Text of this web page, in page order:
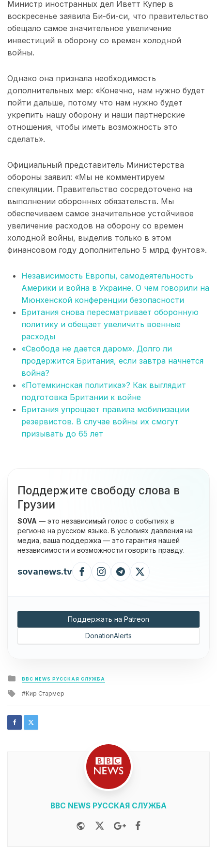
Министр иностранных дел Иветт Купер в
воскресенье заявила Би-би-си, что правительство
обещало самое значительное увеличение
инвестиций в оборону со времен холодной
войны.
Однако она признала необходимость
дополнительных мер: «Конечно, нам нужно будет
пойти дальше, потому что нам нужно будет
укрепить нашу оборону и наши партнерские
отношения, чтобы иметь возможность это
сделать».
Официальный представитель Министерства
обороны заявил: «Мы не комментируем
спекуляции. Правительство сосредоточено на
выполнении оборонных обязательств. Мы
обеспечиваем самое значительное устойчивое
увеличение расходов на оборону со времен
холодной войны, выделив только в этом
финансовом году дополнительно 5 млрд фунтов».
Независимость Европы, самодеятельность
Америки и война в Украине. О чем говорили на
Мюнхенской конференции безопасности
Британия снова пересматривает оборонную
политику и обещает увеличить военные
расходы
«Свобода не дается даром». Долго ли
продержится Британия, если завтра начнется
война?
«Потемкинская политика»? Как выглядит
подготовка Британии к войне
Британия упрощает правила мобилизации
резервистов. В случае войны их смогут
призывать до 65 лет
Поддержите свободу слова в
Грузии
SOVA — это независимый голос о событиях в
регионе на русском языке. В условиях давления на
медиа, ваша поддержка — это гарантия нашей
независимости и возможности говорить правду.
sovanews.tv
Поддержать на Patreon
DonationAlerts
Posted
in
BBC NEWS РУССКАЯ СЛУЖБА
Tagged
Кир Стармер
BBC NEWS РУССКАЯ СЛУЖБА
WebsiteTwitterGoogle+